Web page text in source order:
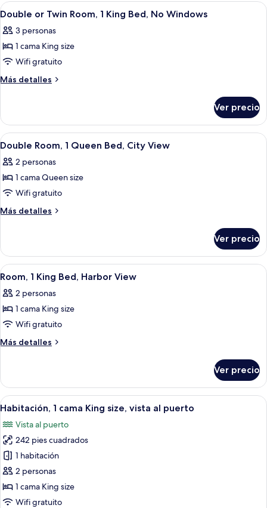
Abrir
todas
las
fotos
de
Double
Room,
King
Bed,
No
Windows
Una cama bien tendida con
6
Double or Twin Room, 1 King Bed, No Windows
3 personas
1 cama King size
Wifi gratuito
Más detalles
Más
or
Twin
Room,
King
Bed,
Windows
Ver precio
Abrir
todas
las
fotos
de
Double
Queen
Bed,
City
View
Un baño moderno con ducha
4
Double Room, 1 Queen Bed, City View
2 personas
1 cama Queen size
Wifi gratuito
Más detalles
Más
Room,
Queen
City
View
Ver precio
Abrir
todas
las
fotos
de
Room,
Bed,
Harbor
View
Una habitación de hotel con cama,
8
Room, 1 King Bed, Harbor View
2 personas
1 cama King size
Wifi gratuito
Más detalles
Más
1
King
Bed,
View
Ver precio
Abrir
todas
las
fotos
de
Habitación,
1
cama
Un dormitorio con cama, escritorio,
10
Habitación, 1 cama King size, vista al puerto
Vista al puerto
242 pies cuadrados
1 habitación
2 personas
1 cama King size
Wifi gratuito